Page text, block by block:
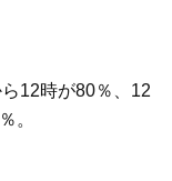
12時が80％、12
。